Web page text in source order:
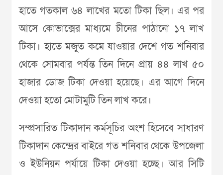
হাতে গতকাল ৬৪ লাখের মতো টিকা ছিল। এর পর
আসে কোভাক্সের মাধ্যমে চীনের পাঠানো ১৭ লাখ
টিকা। হাতে মজুত কমে যাওয়ার দেশে গত শনিবার
থেকে সোমবার পর্যন্ত তিন দিনে প্রায় ৪৪ লাখ ৫০
হাজার ডোজ টিকা দেওয়া হয়েছে। এর আগে দিনে
দেওয়া হতো মোটামুটি তিন লাখ করে।
সম্প্রসারিত টিকাদান কর্মসূচির অংশ হিসেবে সাধারণ
টিকাদান কেন্দ্রের বাইরে গত শনিবার থেকে উপজেলা
ও ইউনিয়ন পর্যায়ে টিকা দেওয়া হচ্ছে। আর সিটি